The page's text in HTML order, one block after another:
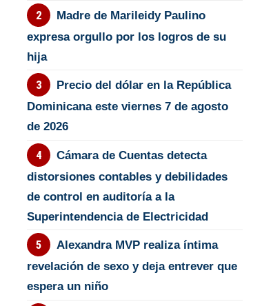
Madre de Marileidy Paulino
expresa orgullo por los logros de su
hija
Precio del dólar en la República
Dominicana este viernes 7 de agosto
de 2026
Cámara de Cuentas detecta
distorsiones contables y debilidades
de control en auditoría a la
Superintendencia de Electricidad
Alexandra MVP realiza íntima
revelación de sexo y deja entrever que
espera un niño